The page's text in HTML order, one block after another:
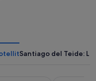
Santiago del Teide: